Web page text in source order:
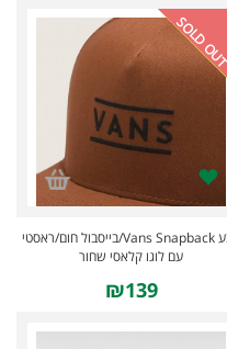
SOLD OUT
כובע Vans Snapback/בייסבול חום/ראסטי
עם לוגו קלאסי שחור
₪139